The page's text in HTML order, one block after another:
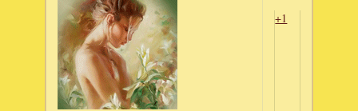
+1